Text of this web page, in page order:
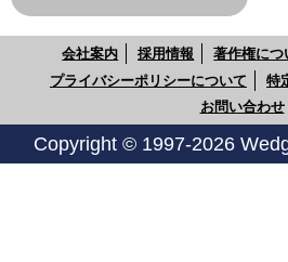
会社案内 採用情報 著作権につ
プライバシーポリシーについて
特
お問い合わせ
Copyright © 1997-2026